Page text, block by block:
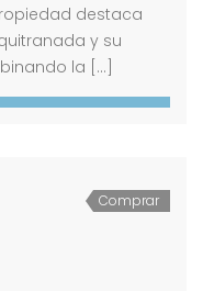
destaca
y su
la […]
Comprar